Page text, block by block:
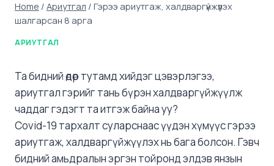
Home / Ариутгал / Гэрээ ариутгаж, халдваргүйжүүлэх
шалгарсан 8 арга
АРИУТГАЛ
Та бидний өдөр тутамд хийдэг цэвэрлэгээ,
ариутгал гэрийг тань бүрэн халдваргүйжүүлж
чаддаг гэдэгт та итгэж байна уу?
Covid-19 тархалт суларснаас үүдэн хүмүүс гэрээ
ариутгаж, халдваргүйжүүлэх нь бага болсон. Гэвч
бидний амьдралын эргэн тойронд элдэв янзын